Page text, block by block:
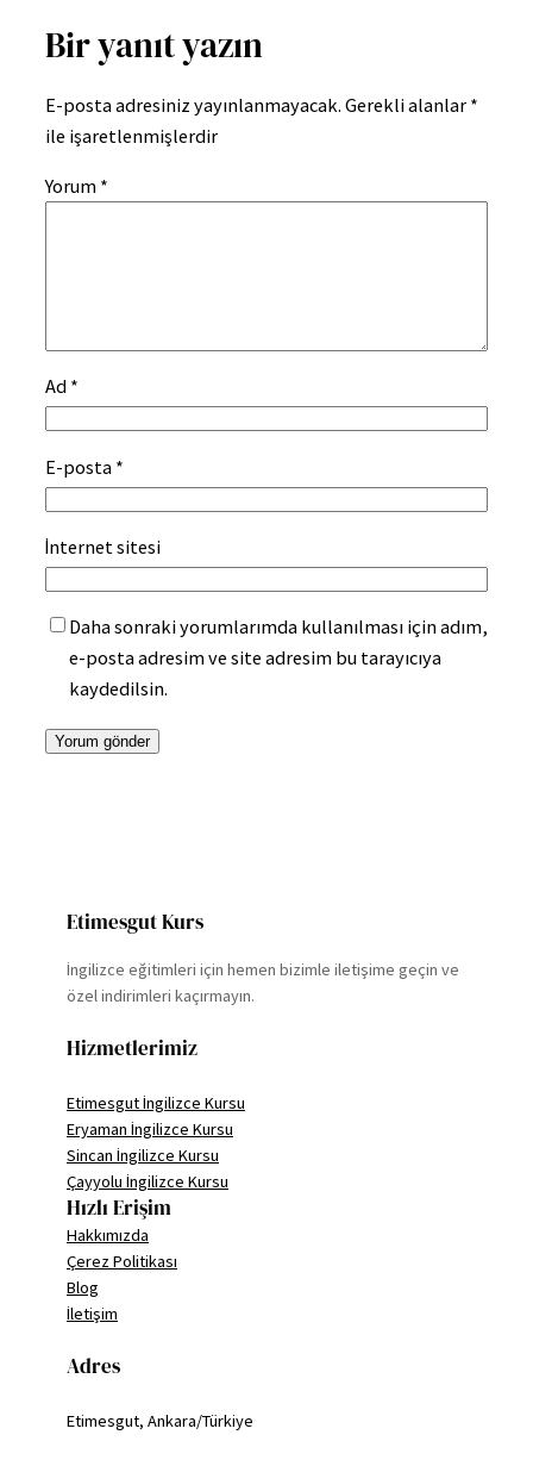
Bir yanıt yazın
E-posta adresiniz yayınlanmayacak. Gerekli alanlar *
ile işaretlenmişlerdir
Yorum *
Ad *
E-posta *
İnternet sitesi
Daha sonraki yorumlarımda kullanılması için adım,
e-posta adresim ve site adresim bu tarayıcıya
kaydedilsin.
Etimesgut Kurs
İngilizce eğitimleri için hemen bizimle iletişime geçin ve
özel indirimleri kaçırmayın.
Hizmetlerimiz
Etimesgut İngilizce Kursu
Eryaman İngilizce Kursu
Sincan İngilizce Kursu
Çayyolu İngilizce Kursu
Hızlı Erişim
Hakkımızda
Çerez Politikası
Blog
İletişim
Adres
Etimesgut, Ankara/Türkiye